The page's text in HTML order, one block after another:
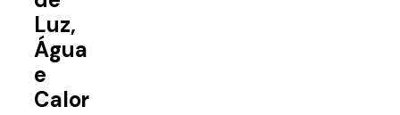
Luz,
Água
e
Calor